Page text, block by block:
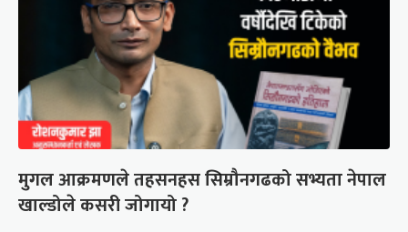
मुगल आक्रमणले तहसनहस सिम्रौनगढको सभ्यता नेपाल
खाल्डोले कसरी जोगायो ?